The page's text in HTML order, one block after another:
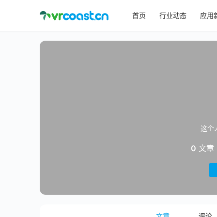
首页 行业动态 应用
这个
0 文章